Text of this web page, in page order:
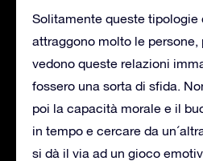
Solitamente queste tipologie
attraggono molto le persone,
vedono queste relazioni
fossero una sorta di sfida.
poi la capacità morale e il
in tempo e cercare da
si dà il via ad un gioco